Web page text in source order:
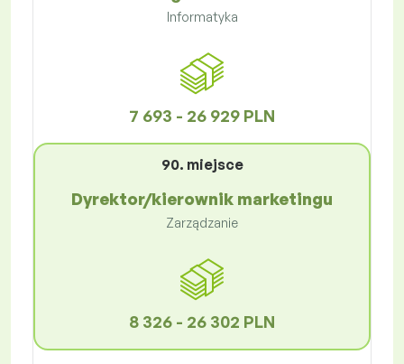
Informatyka
7 693 - 26 929 PLN
90. miejsce
Dyrektor/kierownik marketingu
Zarządzanie
8 326 - 26 302 PLN